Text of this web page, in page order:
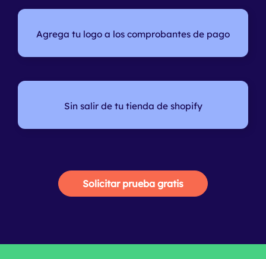
Agrega tu logo a los comprobantes de pago
Sin salir de tu tienda de shopify
Solicitar prueba gratis